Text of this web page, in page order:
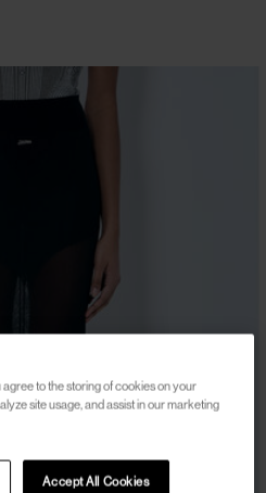
to the storing of cookies on your
site usage, and assist in our marketing
Accept All Cookies